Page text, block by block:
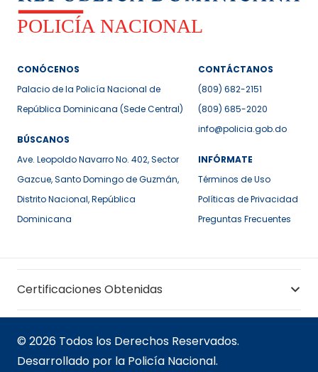
CONÓCENOS
Palacio de la Policía Nacional de
República Dominicana (Sede Central)
BÚSCANOS
Ave. Leopoldo Navarro No. 402, Sector
Gazcue, Santo Domingo de Guzmán,
Distrito Nacional, República
Dominicana
CONTÁCTANOS
(809) 682-2151
(809) 685-2020
info@policia.gob.do
INFÓRMATE
Términos de Uso
Políticas de Privacidad
Preguntas Frecuentes
Certificaciones Obtenidas
© 2026 Todos los Derechos Reservados.
Desarrollado por la Policía Nacional.